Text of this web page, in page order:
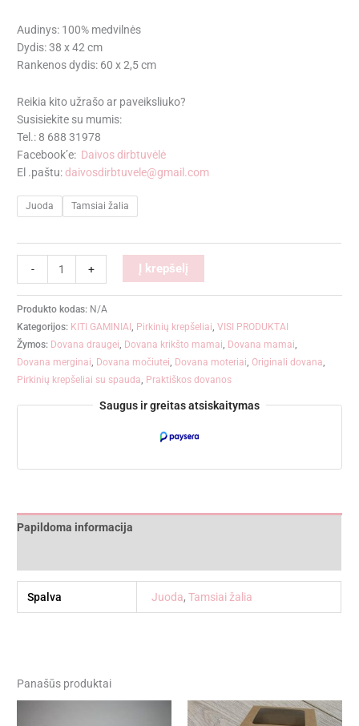
Audinys: 100% medvilnės
Dydis: 38 x 42 cm
Rankenos dydis: 60 x 2,5 cm
Reikia kito užrašo ar paveiksliuko?
Susisiekite su mumis:
Tel.: 8 688 31978
Facebook’e: Daivos dirbtuvėlė
El .paštu: daivosdirbtuvele@gmail.com
Juoda Tamsiai žalia
- + Į krepšelį
Produkto kodas: N/A
Kategorijos: KITI GAMINIAI, Pirkinių krepšeliai,VISI PRODUKTAI
Žymos: Dovana draugei, Dovana krikšto mamai, Dovana mamai,
Dovana merginai, Dovana močiutei, Dovana moteriai, Originali dovana,
Pirkinių krepšeliai su spauda, Praktiškos dovanos
Saugus ir greitas atsiskaitymas
Papildoma informacija
Spalva Juoda,Tamsiai žalia
Panašūs produktai